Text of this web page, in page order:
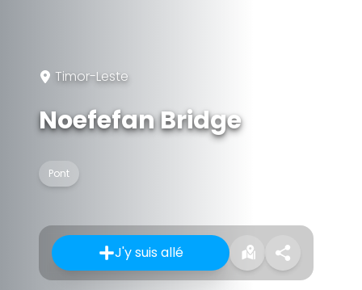
Timor-Leste
Noefefan Bridge
Pont
J'y suis allé